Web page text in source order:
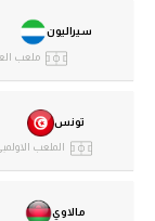
مالاوي
تونس
الملعب
سيراليون
ملعب